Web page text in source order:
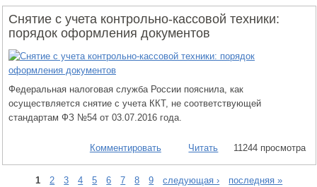
Снятие с учета контрольно-кассовой техники:
порядок оформления документов
Федеральная налоговая служба России пояснила, как
осуществляется снятие с учета ККТ, не соответствующей
стандартам ФЗ №54 от 03.07.2016 года.
Комментировать Читать 11244 просмотра
1 2 3 4 5 6 7 8 9 следующая › последняя »